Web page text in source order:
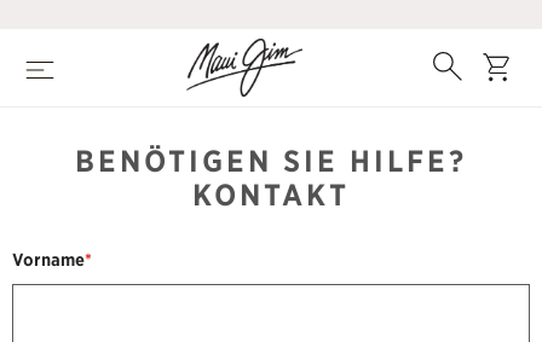
main
content
Menu Search Cart
BENÖTIGEN SIE HILFE?
KONTAKT
Vorname*